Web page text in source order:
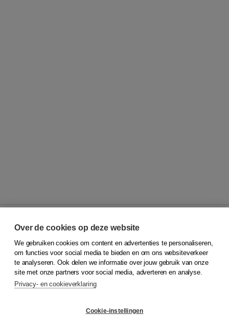
© 2026Koninklijke Boom uitgevers
Klantenservice
Service & informatie
Contact
Over de cookies op deze website
We gebruiken cookies om content en advertenties te personaliseren,
om functies voor social media te bieden en om ons websiteverkeer
te analyseren. Ook delen we informatie over jouw gebruik van onze
site met onze partners voor social media, adverteren en analyse.
Privacy- en cookieverklaring
Cookie-instellingen